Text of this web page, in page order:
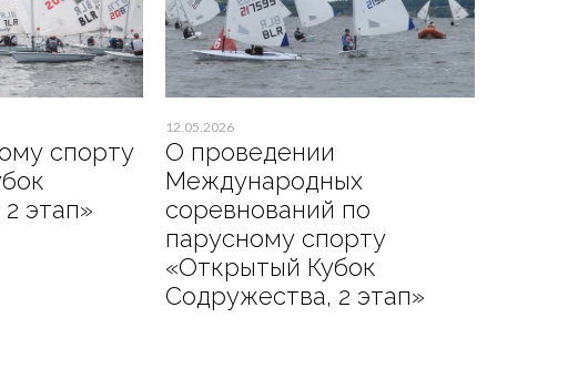
спорту
этап»
12.05.2026
О проведении
Международных
соревнований по
парусному спорту
«Открытый Кубок
Содружества, 2 этап»